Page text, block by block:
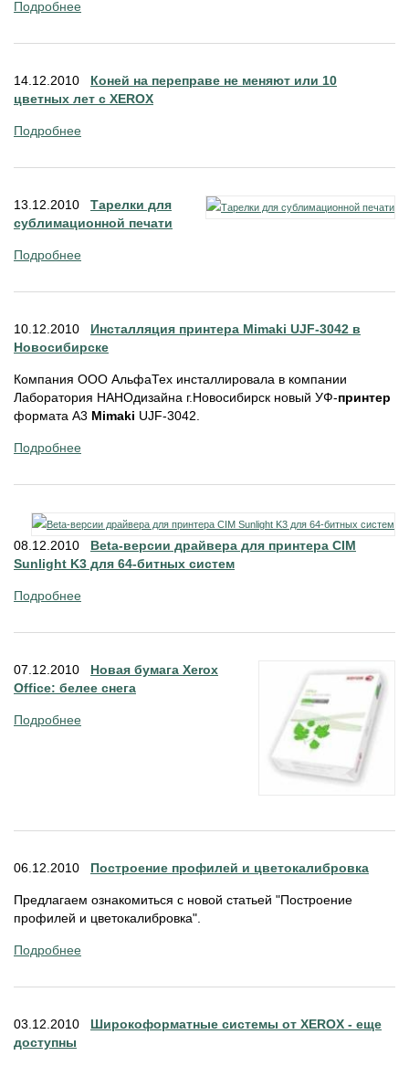
Подробнее
14.12.2010 Коней на переправе не меняют или 10
цветных лет с XEROX
Подробнее
13.12.2010 Тарелки для
сублимационной печати
Подробнее
10.12.2010 Инсталляция принтера Mimaki UJF-3042 в
Новосибирске
Компания ООО АльфаТех инсталлировала в компании
Лаборатория НАНОдизайна г.Новосибирск новый УФ-принтер
формата А3 Mimaki UJF-3042.
Подробнее
08.12.2010 Beta-версии драйвера для принтера CIM
Sunlight K3 для 64-битных систем
Подробнее
07.12.2010 Новая бумага Xerox
Office: белее снега
Подробнее
06.12.2010 Построение профилей и цветокалибровка
Предлагаем ознакомиться с новой статьей "Построение
профилей и цветокалибровка".
Подробнее
03.12.2010 Широкоформатные системы от XEROX - еще
доступны